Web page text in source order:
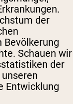
der
Bevölkerung
Schauen wir
der
Entwicklung